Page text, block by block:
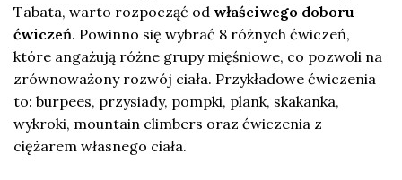
Tabata, warto rozpocząć od właściwego doboru
ćwiczeń. Powinno się wybrać 8 różnych ćwiczeń,
które angażują różne grupy mięśniowe, co pozwoli na
zrównoważony rozwój ciała. Przykładowe ćwiczenia
to: burpees, przysiady, pompki, plank, skakanka,
wykroki, mountain climbers oraz ćwiczenia z
ciężarem własnego ciała.